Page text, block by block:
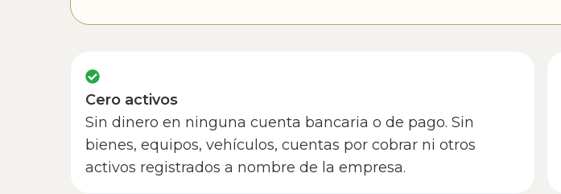
Cero activos
Sin dinero en ninguna cuenta bancaria o de pago. Sin
bienes, equipos, vehículos, cuentas por cobrar ni otros
activos registrados a nombre de la empresa.